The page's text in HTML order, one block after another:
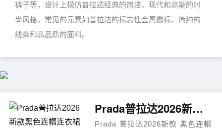
裤子等，设计上模仿普拉达经典的简洁、现代和高端的时
尚风格，常见的元素如普拉达的标志性金属徽标、简约的
线条和高品质的面料。
Prada普拉达2026新款黑色连帽连衣裙
Prada 普拉达2026新款 黑色连帽